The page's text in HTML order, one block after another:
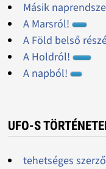
Másik
A Marsról!
A Föld belső
A Holdról!
A napból!
UFO-S
tehetséges